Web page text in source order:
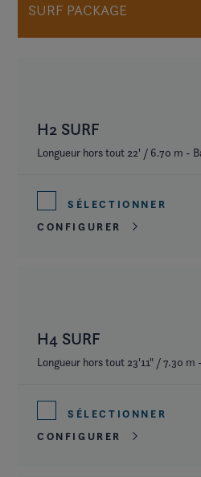
SURF PACKAGE
H2 SURF
Longueur hors tout 22' / 6.70 m -
SÉLECTIONNER
CONFIGURER
H4 SURF
Longueur hors tout 23'11" / 7.30
SÉLECTIONNER
CONFIGURER